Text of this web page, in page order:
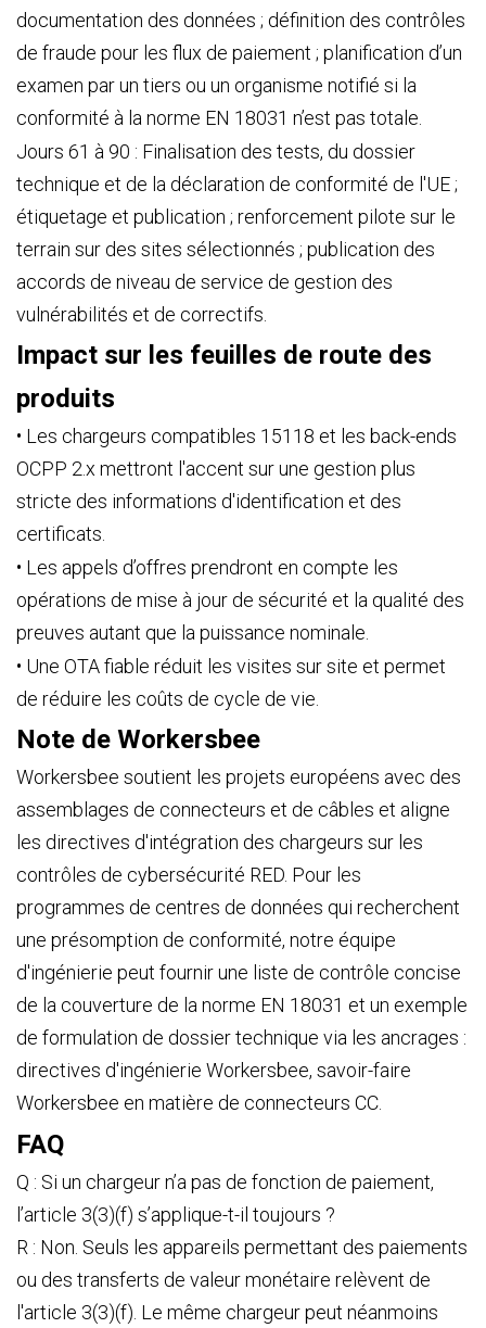
documentation des données ; définition des contrôles
de fraude pour les flux de paiement ; planification d’un
examen par un tiers ou un organisme notifié si la
conformité à la norme EN 18031 n’est pas totale.
Jours 61 à 90 : Finalisation des tests, du dossier
technique et de la déclaration de conformité de l'UE ;
étiquetage et publication ; renforcement pilote sur le
terrain sur des sites sélectionnés ; publication des
accords de niveau de service de gestion des
vulnérabilités et de correctifs.
Impact sur les feuilles de route des
produits
• Les chargeurs compatibles 15118 et les back-ends
OCPP 2.x mettront l'accent sur une gestion plus
stricte des informations d'identification et des
certificats.
• Les appels d’offres prendront en compte les
opérations de mise à jour de sécurité et la qualité des
preuves autant que la puissance nominale.
• Une OTA fiable réduit les visites sur site et permet
de réduire les coûts de cycle de vie.
Note de Workersbee
Workersbee soutient les projets européens avec des
assemblages de connecteurs et de câbles et aligne
les directives d'intégration des chargeurs sur les
contrôles de cybersécurité RED. Pour les
programmes de centres de données qui recherchent
une présomption de conformité, notre équipe
d'ingénierie peut fournir une liste de contrôle concise
de la couverture de la norme EN 18031 et un exemple
de formulation de dossier technique via les ancrages :
directives d'ingénierie Workersbee, savoir-faire
Workersbee en matière de connecteurs CC.
FAQ
Q : Si un chargeur n’a pas de fonction de paiement,
l’article 3(3)(f) s’applique-t-il toujours ?
R : Non. Seuls les appareils permettant des paiements
ou des transferts de valeur monétaire relèvent de
l'article 3(3)(f). Le même chargeur peut néanmoins